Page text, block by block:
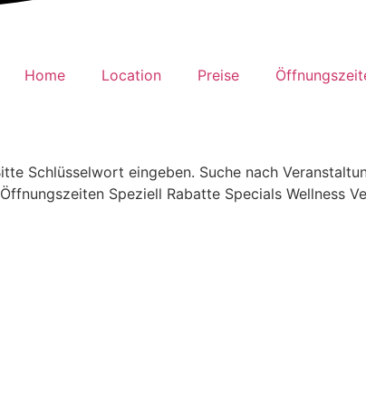
Home
Location Preise
Schlüsselwort eingeben. Suche nach
Speziell Rabatte Specials Wellness